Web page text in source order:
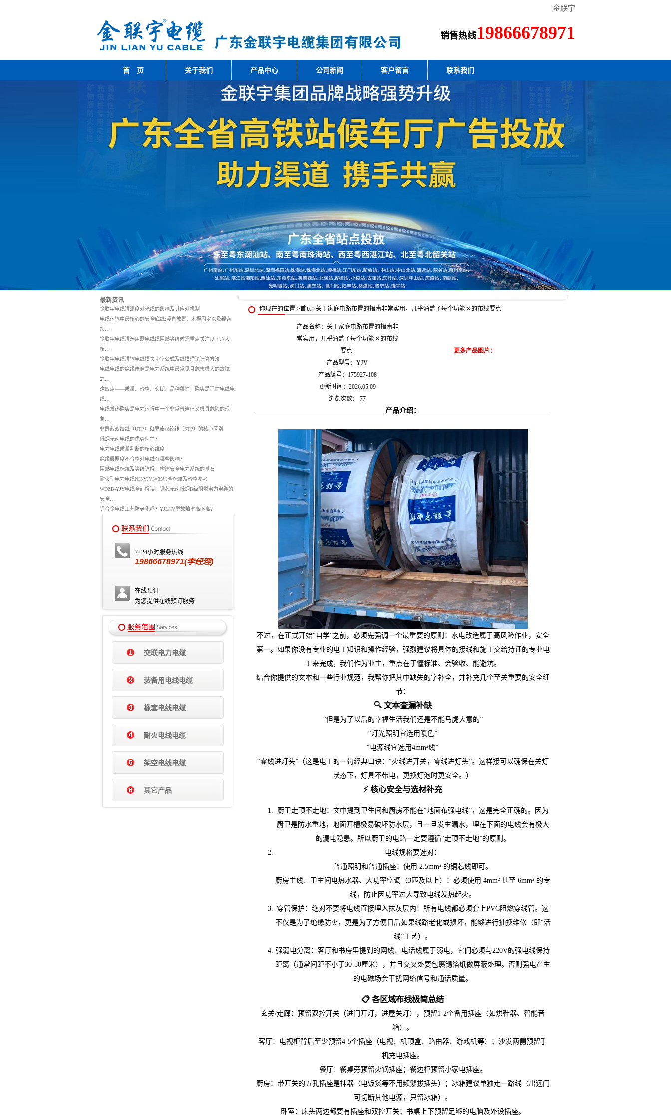
金联宇
销售热线19866678971
首 页 关于我们 产品中心 公司新闻 客户留言 联系我们
最新资讯
金联宇电缆讲温度对光缆的影响及其应对机制
电缆运输中最核心的安全底线:竖直放置、木楔固定以及绳索
加…
金联宇电缆讲选用弱电线缆阻燃等级时需重点关注以下六大
核…
金联宇电缆讲输电线损失功率公式及线损理论计算方法
电线电缆的绝缘击穿是电力系统中最常见且危害极大的故障
之…
这四点——质量、价格、交期、品种柔性，确实是评估电线电
缆…
电缆发热确实是电力运行中一个非常普遍但又极具危险的现
象…
非屏蔽双绞线（UTP）和屏蔽双绞线（STP）的核心区别
低烟无卤电缆的优势何在？
电力电缆质量判断的核心维度
绝缘层厚度不合格对电线有哪些影响？
阻燃电缆标准及等级详解：构建安全电力系统的基石
耐火型电力电缆NH-YJV3×35检查标准及价格参考
WDZB-YJY电缆全面解读：铜芯无卤低烟B级阻燃电力电缆的
安全…
铝合金电缆工艺防老化吗？YJLHV型故障率高不高？
7×24小时服务热线
19866678971(李经理)
在线预订
为您提供在线预订服务
交联电力电缆
装备用电线电缆
橡套电线电缆
耐火电线电缆
架空电线电缆
其它产品
你现在的位置:>首页>关于家庭电路布置的指南非常实用，几乎涵盖了每个功能区的布线要点
产品名称：关于家庭电路布置的指南非
常实用，几乎涵盖了每个功能区的布线
要点
产品型号：YJV
产品编号：175927-108
更新时间：2026.05.09
浏览次数： 77
更多产品图片：
产品介绍：
不过，在正式开始“自学”之前，必须先强调一个最重要的原则：水电改造属于高风险作业，安全
第一。如果你没有专业的电工知识和操作经验，强烈建议将具体的接线和施工交给持证的专业电
工来完成，我们作为业主，重点在于懂标准、会验收、能避坑。
结合你提供的文本和一些行业规范，我帮你把其中缺失的字补全，并补充几个至关重要的安全细
节：
🔍 文本查漏补缺
“但是为了以后的幸福生活我们还是不能马虎大意的”
“灯光照明宜选用暖色”
“电源线宜选用4mm²线”
“零线进灯头”（这是电工的一句经典口诀：“火线进开关，零线进灯头”。这样接可以确保在关灯
状态下，灯具不带电，更换灯泡时更安全。）
⚡️ 核心安全与选材补充
厨卫走顶不走地：文中提到卫生间和厨房不能在“地面布强电线”，这是完全正确的。因为
厨卫是防水重地，地面开槽极易破坏防水层，且一旦发生漏水，埋在下面的电线会有极大
的漏电隐患。所以厨卫的电路一定要遵循“走顶不走地”的原则。
电线规格要选对：
普通照明和普通插座：使用 2.5mm² 的铜芯线即可。
厨房主线、卫生间电热水器、大功率空调（3匹及以上）：必须使用 4mm² 甚至 6mm² 的专
线，防止因功率过大导致电线发热起火。
穿管保护：绝对不要将电线直接埋入抹灰层内！所有电线都必须套上PVC阻燃穿线管。这
不仅是为了绝缘防火，更是为了方便日后如果线路老化或损坏，能够进行抽换维修（即“活
线”工艺）。
强弱电分离：客厅和书房里提到的网线、电话线属于弱电，它们必须与220V的强电线保持
距离（通常间距不小于30-50厘米），并且交叉处要包裹锡箔纸做屏蔽处理。否则强电产生
的电磁场会干扰网络信号和通话质量。
📋 各区域布线极简总结
玄关/走廊：预留双控开关（进门开灯，进屋关灯），预留1-2个备用插座（如烘鞋器、智能音
箱）。
客厅：电视柜背后至少预留4-5个插座（电视、机顶盒、路由器、游戏机等）；沙发两侧预留手
机充电插座。
餐厅：餐桌旁预留火锅插座；餐边柜预留小家电插座。
厨房：带开关的五孔插座是神器（电饭煲等不用频繁拔插头）；冰箱建议单独走一路线（出远门
可切断其他电源，只留冰箱）。
卧室：床头两边都要有插座和双控开关；书桌上下预留足够的电脑及外设插座。